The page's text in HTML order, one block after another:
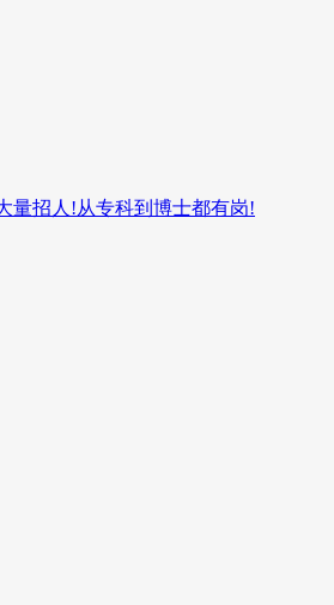
量招人!从专科到博士都有岗!